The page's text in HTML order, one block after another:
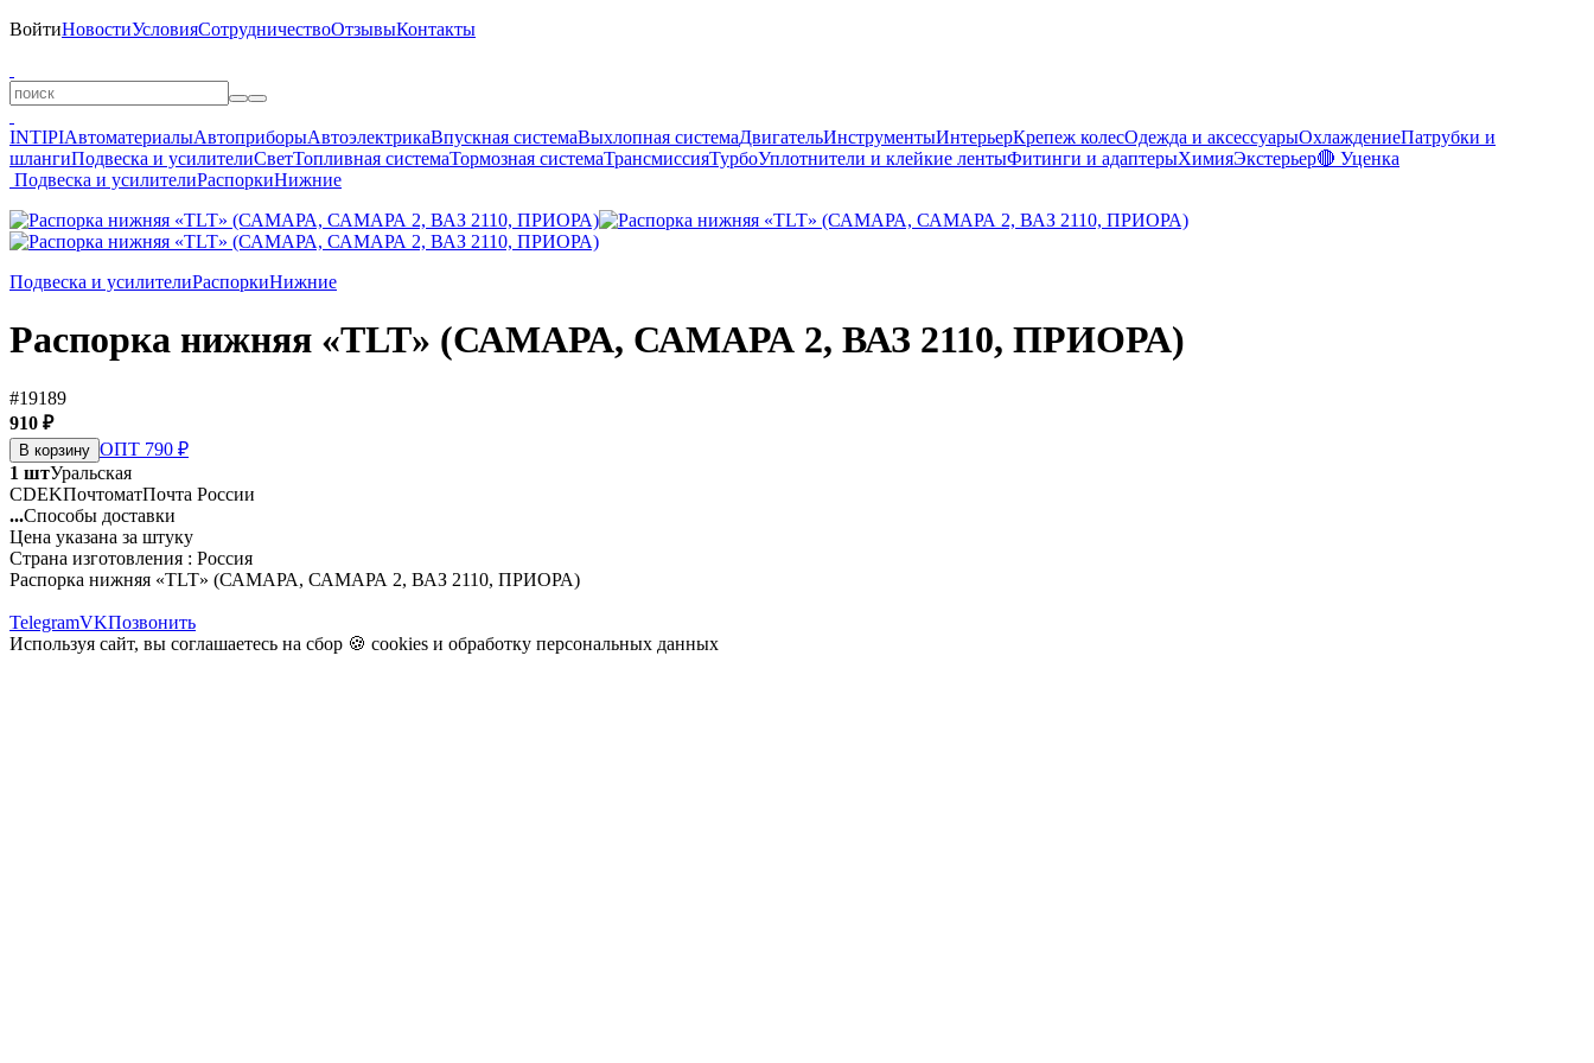
ВойтиНовостиУсловияСотрудничествоОтзывыКонтакты
INTIPIАвтоматериалыАвтоприборыАвтоэлектрикаВпускная системаВыхлопная системаДвигательИнструментыИнтерьерКрепеж колесОдежда и аксессуарыОхлаждениеПатрубки и
шлангиПодвеска и усилителиСветТопливная системаТормозная системаТрансмиссияТурбоУплотнители и клейкие лентыФитинги и адаптерыХимияЭкстерьер🔴 Уценка
Подвеска и усилителиРаспоркиНижние
Подвеска и усилителиРаспоркиНижние
Распорка нижняя «TLT» (САМАРА, САМАРА 2, ВАЗ 2110, ПРИОРА)
#19189
910 ₽
В корзину ОПТ 790 ₽
1 штУральская
CDEKПочтоматПочта России
...Способы доставки
Цена указана за штуку
Страна изготовления : Россия
Распорка нижняя «TLT» (САМАРА, САМАРА 2, ВАЗ 2110, ПРИОРА)
TelegramVKПозвонить
Используя сайт, вы соглашаетесь на сбор 🍪 cookies и обработку персональных данных